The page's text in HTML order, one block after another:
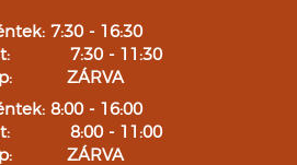
7:30 - 16:30
7:30 - 11:30
ZÁRVA
8:00 - 16:00
8:00 - 11:00
ZÁRVA